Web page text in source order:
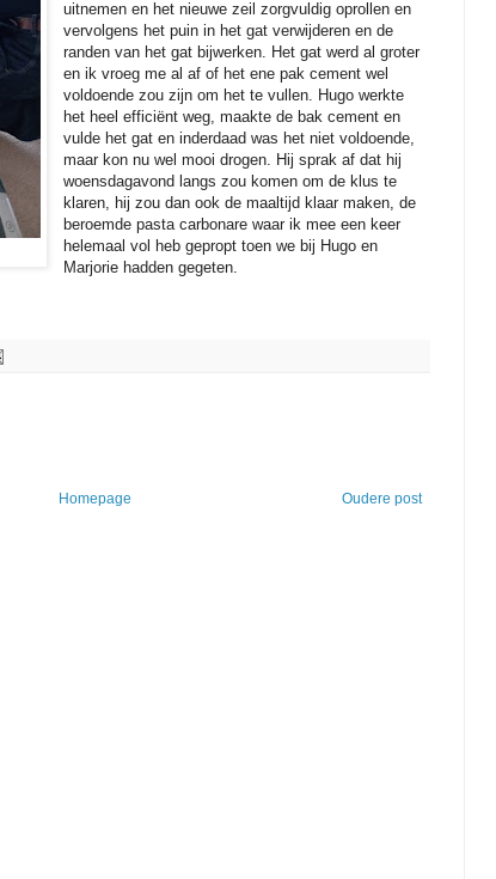
uitnemen en het nieuwe zeil zorgvuldig oprollen en
vervolgens het puin in het gat verwijderen en de
randen van het gat bijwerken. Het gat werd al groter
en ik vroeg me al af of het ene pak cement wel
voldoende zou zijn om het te vullen. Hugo werkte
het heel efficiënt weg, maakte de bak cement en
vulde het gat en inderdaad was het niet voldoende,
maar kon nu wel mooi drogen. Hij sprak af dat hij
woensdagavond langs zou komen om de klus te
klaren, hij zou dan ook de maaltijd klaar maken, de
beroemde pasta carbonare waar ik mee een keer
helemaal vol heb gepropt toen we bij Hugo en
Marjorie hadden gegeten.
Oudere post
Homepage